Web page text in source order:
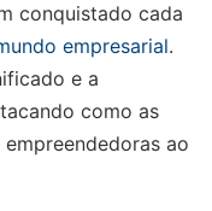
conquistado cada
empresarial.
e a
como as
ao